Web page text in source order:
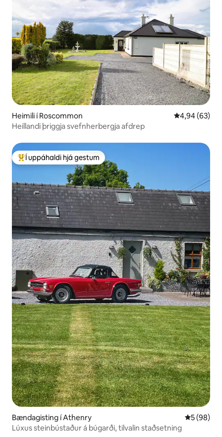
Heimili í Roscommon 4,94 af 5 í
4,94 (63)
Heillandi þriggja svefnherbergja afdrep
Í mestu uppáhaldi hjá gestum
Í uppáhaldi hjá gestum
Bændagisting í Athenry 5 af 5 í
5 (98)
Lúxus steinbústaður á búgarði, tilvalin staðsetning